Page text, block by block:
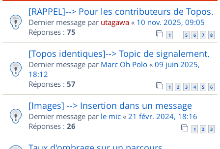
[RAPPEL]--> Pour les contributeurs de Topos.
Dernier message par utagawa « 10 nov. 2025, 09:05
Réponses : 75 1 … 5 6 7 8
[Topos identiques]--> Topic de signalement.
Dernier message par Marc Oh Polo « 09 juin 2025,
18:12
Réponses : 57 1 2 3 4 5 6
[Images] --> Insertion dans un message
Dernier message par le mic « 21 févr. 2024, 18:16
Réponses : 26 1 2 3